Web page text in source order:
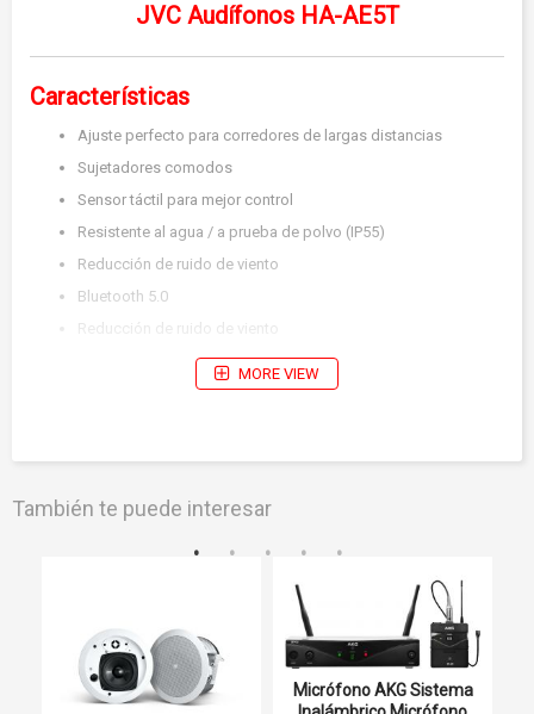
JVC Audífonos HA-AE5T
Características
Ajuste perfecto para corredores de largas distancias
Sujetadores comodos
Sensor táctil para mejor control
Resistente al agua / a prueba de polvo (IP55)
Reducción de ruido de viento
Bluetooth 5.0
Reducción de ruido de viento
Duración de la batería / tiempo de carga (aprox.)
MORE VIEW
También te puede interesar
Micrófono AKG Sistema